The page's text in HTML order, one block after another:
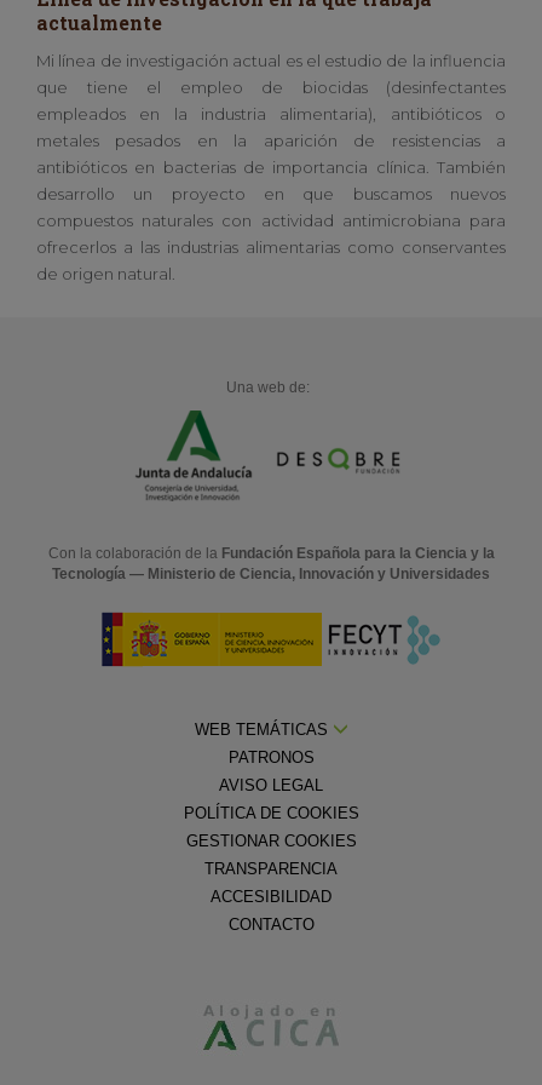
actualmente
Mi línea de investigación actual es el estudio de la influencia
que tiene el empleo de biocidas (desinfectantes
empleados en la industria alimentaria), antibióticos o
metales pesados en la aparición de resistencias a
antibióticos en bacterias de importancia clínica. También
desarrollo un proyecto en que buscamos nuevos
compuestos naturales con actividad antimicrobiana para
ofrecerlos a las industrias alimentarias como conservantes
de origen natural.
Una web de:
Con la colaboración de la Fundación Española para la Ciencia y la
Tecnología — Ministerio de Ciencia, Innovación y Universidades
WEB TEMÁTICAS
PATRONOS
AVISO LEGAL
POLÍTICA DE COOKIES
GESTIONAR COOKIES
TRANSPARENCIA
ACCESIBILIDAD
CONTACTO